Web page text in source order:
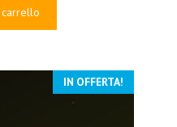
originale
IN OFFERTA!